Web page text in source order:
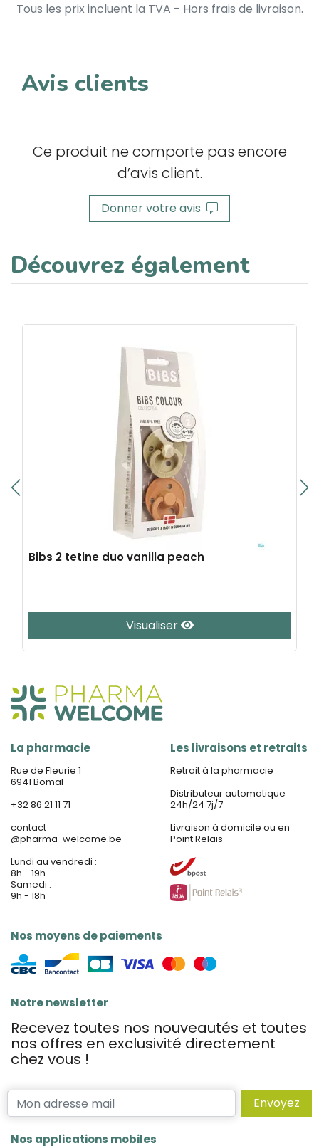
Tous les prix incluent la TVA - Hors frais de livraison.
Avis clients
Ce produit ne comporte pas encore
d’avis client.
Donner votre avis
Découvrez également
Bibs 2 tetine duo vanilla peach
Visualiser
La pharmacie
Rue de Fleurie 1
6941 Bomal
+32 86 21 11 71
contact
@pharma-welcome.be
Lundi au vendredi :
8h - 19h
Samedi :
9h - 18h
Nos moyens de paiements
Les livraisons et retraits
Retrait à la pharmacie
Distributeur automatique
24h/24 7j/7
Livraison à domicile ou en
Point Relais
Notre newsletter
Recevez toutes nos nouveautés et toutes
nos offres en exclusivité directement
chez vous !
Envoyez
Nos applications mobiles